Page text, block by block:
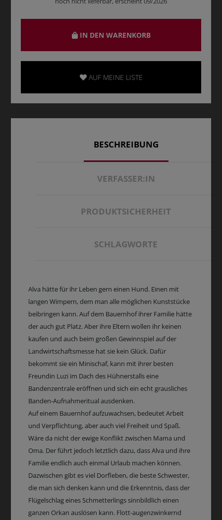
IN DEN WARENKORB
AUF MEINE LISTE
BESCHREIBUNG
VERFASSER:IN
PRODUKTSICHERHEIT
SCHLAGWORTE
Alva hätte für ihr Leben gern einen Hund. Einen mit
langen Wimpern, dem man alle möglichen Kunststücke
beibringen kann. Auf dem Bauernhof ihrer Familie hätte
der auch gut Platz. Aber ihre Eltern wollen ihr keinen
kaufen und auch beim großen Gewinnspiel auf der
Landwirtschaftsmesse hat sie kein Glück. Dafür
bekommt sie ein Minischaf, kann mit ihrer besten
Freundin Luzi im Dach des Hühnerstalls eine
Bandenzentrale eröffnen und sich ein echt grausliches
Banden-Aufnahmeritual ausdenken.
Auf einem Bauernhof aufzuwachsen, bedeutet Arbeit
und Verpflichtung, aber auch viel Freiheit und Spaß.
Wäre da nicht der ewige Konflikt zwischen Mama und
Oma. Der führt jedoch letztlich dazu, dass Alva und ihre
Familie endlich auch einmal Urlaub machen können.
Dazwischen gibt es viel Dorfleben, die beste Schwester,
die man sich denken kann und die Erkenntnis, dass der
Flügelschlag eines Schmetterlings sinnbildlich einen
ganzen Orkan auslösen kann. Flott-augenzwinkernd